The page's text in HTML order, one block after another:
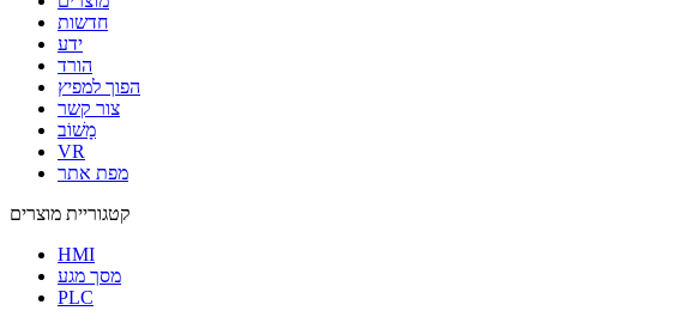
חדשות
ידע
הורד
הפוך למפיץ
צור קשר
מָשׁוֹב
VR
מפת אתר
קטגוריית מוצרים
HMI
מסך מגע
PLC